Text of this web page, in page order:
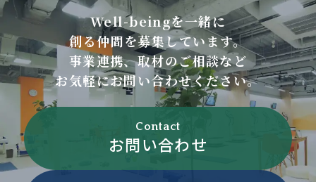
Well-beingを一緒に
創る仲間を募集しています。
事業連携、取材のご相談など
お気軽にお問い合わせください。
Contact
お問い合わせ